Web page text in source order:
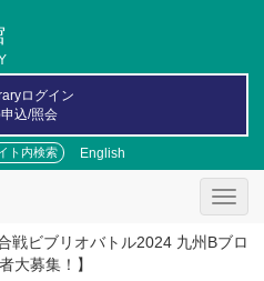
ト内検索 English
ログイン
込/照会
戦ビブリオバトル2024 九州Bブロ
大募集！】